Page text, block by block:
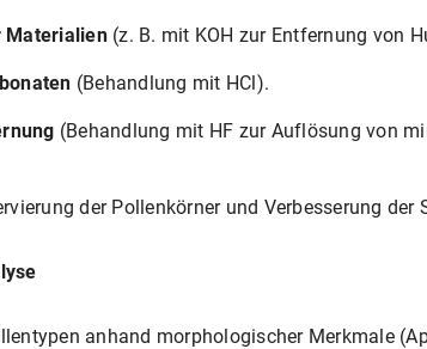
Materialien(z. B. mit KOH zur Entfernung von
(Behandlung mit HCl).
(Behandlung mit HF zur Auflösung von
der Pollenkörner und Verbesserung
anhand morphologischer Merkmale